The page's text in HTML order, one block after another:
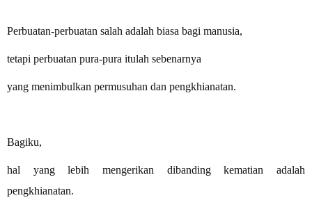
Perbuatan-perbuatan salah adalah biasa bagi manusia,
tetapi perbuatan pura-pura itulah sebenarnya
yang menimbulkan permusuhan dan pengkhianatan.
Bagiku,
hal yang lebih mengerikan dibanding kematian adalah
pengkhianatan.